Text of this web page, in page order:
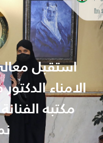
استقبل
الامناء
مكتبه